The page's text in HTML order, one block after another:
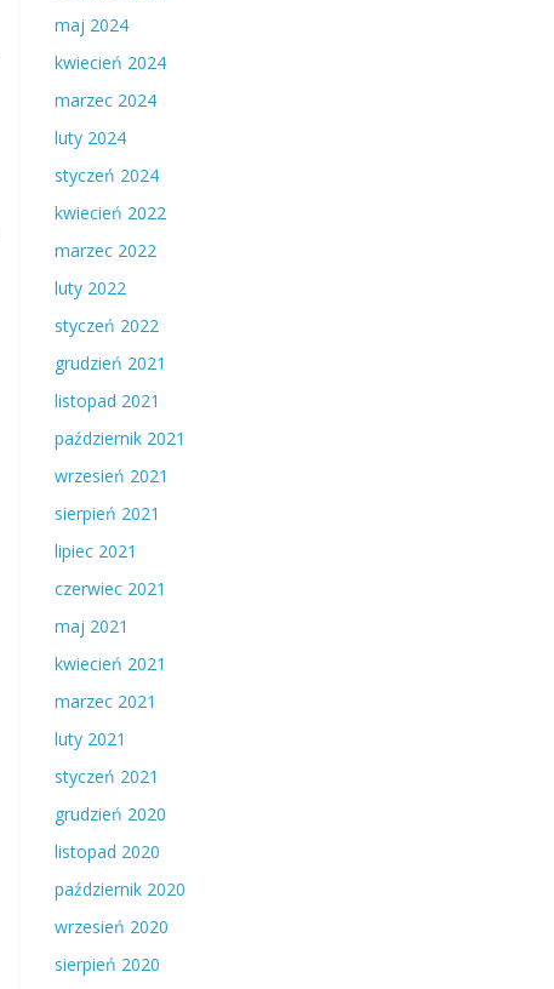
maj 2024
kwiecień 2024
marzec 2024
luty 2024
styczeń 2024
kwiecień 2022
marzec 2022
luty 2022
styczeń 2022
grudzień 2021
listopad 2021
październik 2021
wrzesień 2021
sierpień 2021
lipiec 2021
czerwiec 2021
maj 2021
kwiecień 2021
marzec 2021
luty 2021
styczeń 2021
grudzień 2020
listopad 2020
październik 2020
wrzesień 2020
sierpień 2020